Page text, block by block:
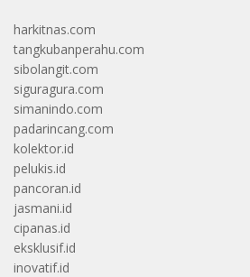
harkitnas.com
tangkubanperahu.com
sibolangit.com
siguragura.com
simanindo.com
padarincang.com
kolektor.id
pelukis.id
pancoran.id
jasmani.id
cipanas.id
eksklusif.id
inovatif.id